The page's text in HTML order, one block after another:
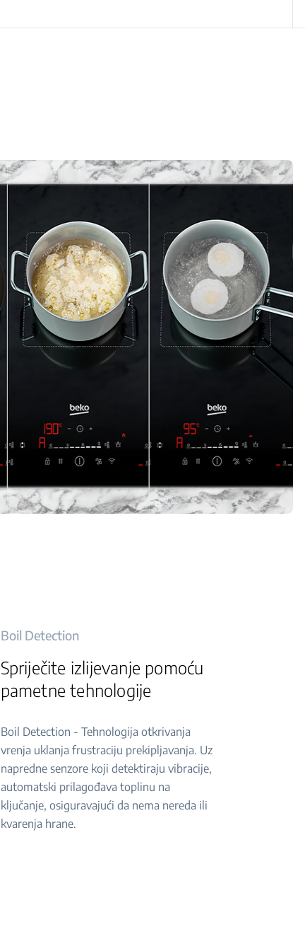
Boil Detection
Spriječite izlijevanje pomoću
pametne tehnologije
Boil Detection - Tehnologija otkrivanja
vrenja uklanja frustraciju prekipljavanja. Uz
napredne senzore koji detektiraju vibracije,
automatski prilagođava toplinu na
ključanje, osiguravajući da nema nereda ili
kvarenja hrane.